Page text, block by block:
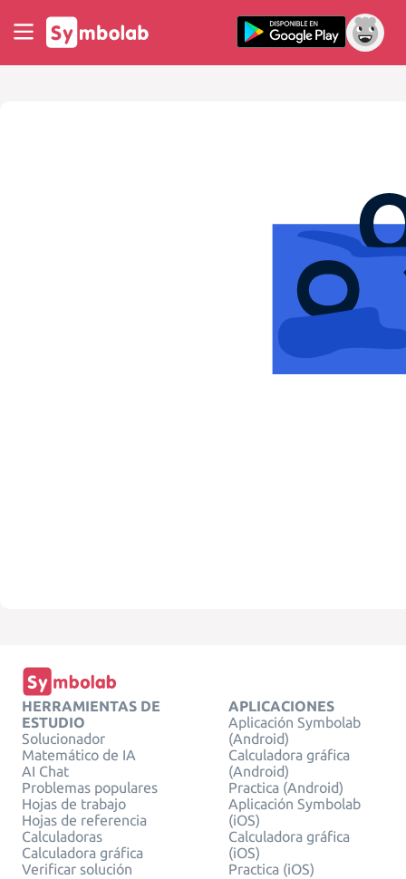
HERRAMIENTAS DE
ESTUDIO
Solucionador
Matemático de IA
AI Chat
Problemas populares
Hojas de trabajo
Hojas de referencia
Calculadoras
Calculadora gráfica
Verificar solución
APLICACIONES
Aplicación Symbolab
(Android)
Calculadora gráfica
(Android)
Practica (Android)
Aplicación Symbolab
(iOS)
Calculadora gráfica
(iOS)
Practica (iOS)